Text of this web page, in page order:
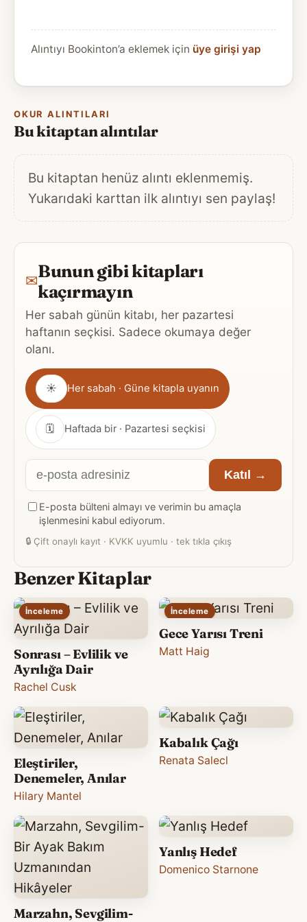
Alıntıyı Bookinton’a eklemek için üye girişi yap
OKUR ALINTILARI
Bu kitaptan alıntılar
Bu kitaptan henüz alıntı eklenmemiş.
Yukarıdaki karttan ilk alıntıyı sen paylaş!
✉Bunun gibi kitapları
kaçırmayın
Her sabah günün kitabı, her pazartesi
haftanın seçkisi. Sadece okumaya değer
olanı.
Gönderim
sıklığı
☀ Her sabah · Güne kitapla uyanın
🗓 Haftada bir · Pazartesi seçkisi
E-
posta
adresiniz
Katıl →
E-posta bülteni almayı ve verimin bu amaçla
işlenmesini kabul ediyorum.
🔒 Çift onaylı kayıt · KVKK uyumlu · tek tıkla çıkış
Benzer Kitaplar
İnceleme
Sonrası – Evlilik ve
Ayrılığa Dair
Rachel Cusk
İnceleme
Gece Yarısı Treni
Matt Haig
Eleştiriler,
Denemeler, Anılar
Hilary Mantel
Kabalık Çağı
Renata Salecl
Marzahn, Sevgilim-
Yanlış Hedef
Domenico Starnone